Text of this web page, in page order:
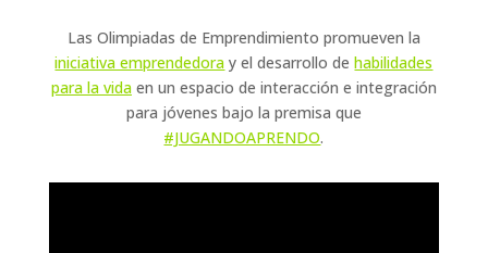
Las Olimpiadas de Emprendimiento promueven la
iniciativa emprendedora y el desarrollo dehabilidades
para la vidaen un espacio de interacción e integración
para jóvenes bajo la premisa que
#JUGANDOAPRENDO.